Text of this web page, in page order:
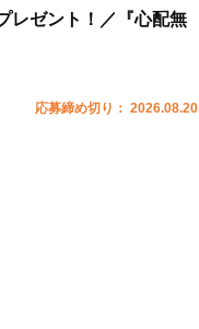
レゼント！／『心配無
応募締め切り： 2026.08.20